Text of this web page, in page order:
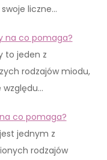
liczne…
na co pomaga?
to jeden z
rodzajów miodu,
względu…
co pomaga?
jednym z
rodzajów